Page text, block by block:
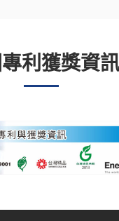
利獲獎資訊